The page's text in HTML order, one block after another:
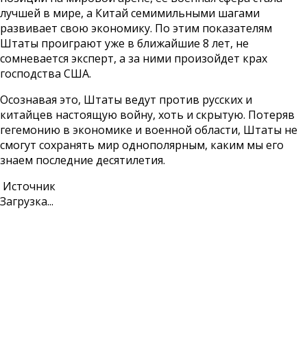
лучшей в мире, а Китай семимильными шагами
развивает свою экономику. По этим показателям
Штаты проиграют уже в ближайшие 8 лет, не
сомневается эксперт, а за ними произойдет крах
господства США.
Осознавая это, Штаты ведут против русских и
китайцев настоящую войну, хоть и скрытую. Потеряв
гегемонию в экономике и военной области, Штаты не
смогут сохранять мир однополярным, каким мы его
знаем последние десятилетия.
Источник
Загрузка...